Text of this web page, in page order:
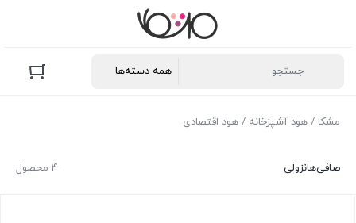
مشکا / هود آشپزخانه / هود اقتصادی
4 محصول صافی‌هانزولی